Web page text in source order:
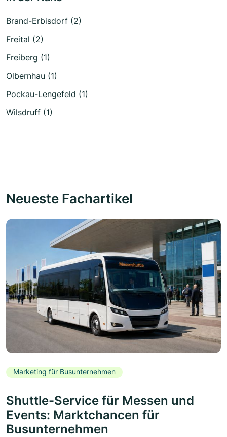
Brand-Erbisdorf (2)
Freital (2)
Freiberg (1)
Olbernhau (1)
Pockau-Lengefeld (1)
Wilsdruff (1)
Neueste Fachartikel
Marketing für Busunternehmen
Shuttle-Service für Messen und
Events: Marktchancen für
Busunternehmen